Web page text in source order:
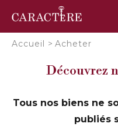
Accueil > Acheter
Découvrez
Tous nos biens ne
publiés
Panneau de gestion des cookies